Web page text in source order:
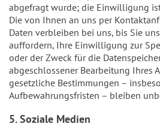
abgefragt wurde; die Einwilligung
Die von Ihnen an uns per
Daten verbleiben bei uns, bis Sie
auffordern, Ihre Einwilligung zur
oder der Zweck für die
abgeschlossener Bearbeitung Ihres
gesetzliche Bestimmungen –
Aufbewahrungsfristen – bleiben
5. Soziale Medien